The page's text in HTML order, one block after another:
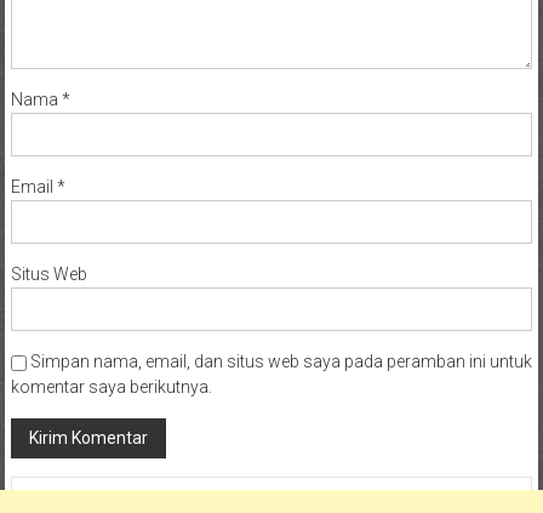
Nama *
Email *
Situs Web
Simpan nama, email, dan situs web saya pada peramban ini untuk
komentar saya berikutnya.